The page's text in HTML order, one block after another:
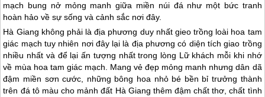
mạch bung nở mỏng manh giữa miền núi đá như một bức tranh
hoàn hảo về sự sống và cảnh sắc nơi đây.
Hà Giang không phải là địa phương duy nhất gieo trồng loài hoa tam
giác mạch tuy nhiên nơi đây lại là địa phương có diện tích giao trồng
nhiều nhất và để lại ấn tượng nhất trong lòng Lữ khách mỗi khi nhớ
về mùa hoa tam giác mạch. Mang vẻ đẹp mỏng manh nhưng dân dã
đậm miền sơn cước, những bông hoa nhỏ bé bền bỉ trưởng thành
trên đá tô màu cho mảnh đất Hà Giang thêm đậm chất thơ, chất tình